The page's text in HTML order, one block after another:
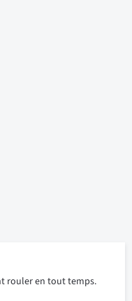
rouler en tout temps.